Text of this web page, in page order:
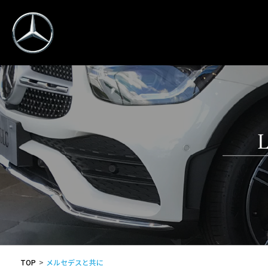
TOP メルセデスと共に